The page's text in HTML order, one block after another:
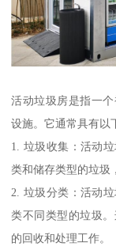
活动垃圾房是指一
设施。它通常具有以
1. 垃圾收集：活动
类和储存类型的垃圾
2. 垃圾分类：活动
类不同类型的垃圾
的回收和处理工作。